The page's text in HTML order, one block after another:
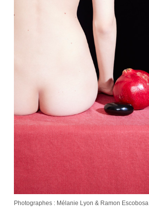
Photographes : Mélanie Lyon & Ramon Escobosa